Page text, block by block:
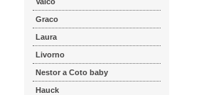
Graco
Laura
Livorno
Nestor a Coto baby
Hauck